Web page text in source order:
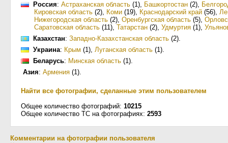
Россия: Астраханская область (1), Башкортостан (2),
Кировская область (2), Коми (19), Краснодарский край (56),
Нижегородская область (2), Оренбургская область (5),
Саратовская область (11), Татарстан (2), Удмуртия (1),
Казахстан: Западно-Казахстанская область (2).
Украина: Крым (1), Луганская область (1).
Беларусь: Минская область (1).
Азия: Армения (1).
Найти все фотографии, сделанные этим пользователем
Общее количество фотографий: 10215
Общее количество ТС на фотографиях: 2593
Комментарии на фотографии пользователя